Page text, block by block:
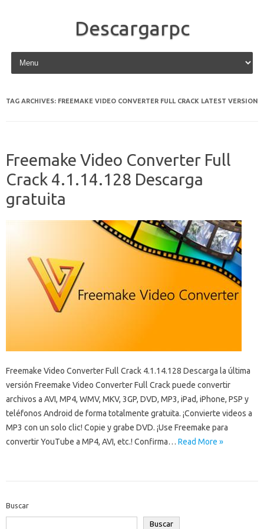
Descargarpc
Skip to content
TAG ARCHIVES: FREEMAKE VIDEO CONVERTER FULL CRACK LATEST VERSION
Freemake Video Converter Full
Crack 4.1.14.128 Descarga
gratuita
Freemake Video Converter Full Crack 4.1.14.128 Descarga la última
versión Freemake Video Converter Full Crack puede convertir
archivos a AVI, MP4, WMV, MKV, 3GP, DVD, MP3, iPad, iPhone, PSP y
teléfonos Android de forma totalmente gratuita. ¡Convierte videos a
MP3 con un solo clic! Copie y grabe DVD. ¡Use Freemake para
convertir YouTube a MP4, AVI, etc.! Confirma… Read More »
Buscar
Buscar